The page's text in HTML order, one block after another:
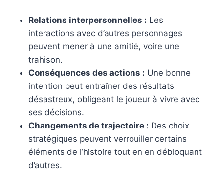
Relations interpersonnelles : Les
interactions avec d’autres personnages
peuvent mener à une amitié, voire une
trahison.
Conséquences des actions : Une bonne
intention peut entraîner des résultats
désastreux, obligeant le joueur à vivre avec
ses décisions.
Changements de trajectoire : Des choix
stratégiques peuvent verrouiller certains
éléments de l’histoire tout en en débloquant
d’autres.